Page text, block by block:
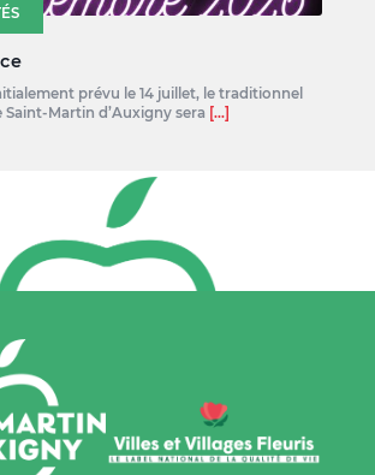
prévu le 14 juillet, le traditionnel
Saint-Martin d’Auxigny sera [...]